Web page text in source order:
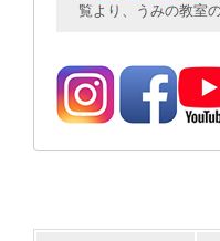
覧より、うみの教室